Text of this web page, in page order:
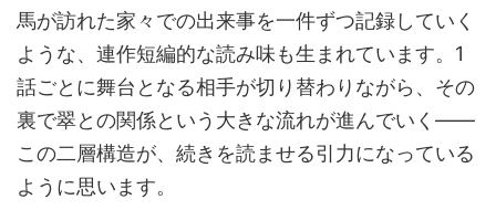
馬が訪れた家々での出来事を一件ずつ記録していく
ような、連作短編的な読み味も生まれています。1
話ごとに舞台となる相手が切り替わりながら、その
裏で翠との関係という大きな流れが進んでいく——
この二層構造が、続きを読ませる引力になっている
ように思います。